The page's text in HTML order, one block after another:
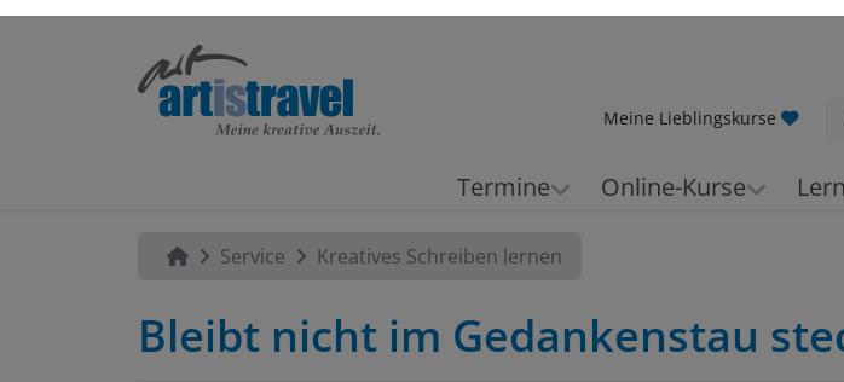
Termine Online-Kurse
Service Kreatives Schreiben lernen
Bleibt nicht im Gedankenstau